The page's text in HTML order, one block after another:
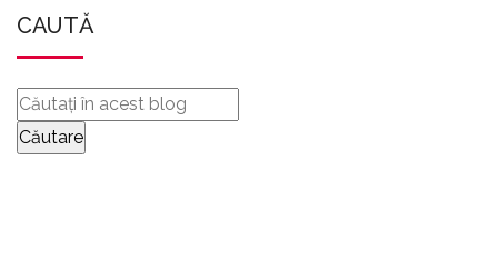
CAUTĂ